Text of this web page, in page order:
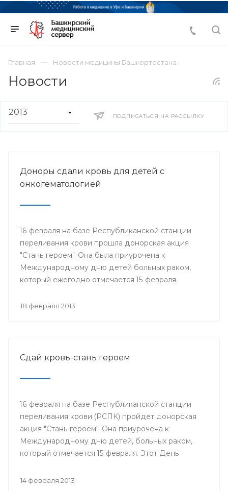
Главная Новости медицины Башкортостана
Новости
ПОДПИСАТЬСЯ НА РАССЫЛКУ
Доноры сдали кровь для детей с
онкогематологией
16 февраля на базе Республиканской станции
переливания крови прошла донорская акция
"Стань героем". Она была приурочена к
Международному дню детей больных раком,
который ежегодно отмечается 15 февраля.
18 февраля 2013
Сдай кровь-стань героем
16 февраля на базе Республиканской станции
переливания крови (РСПК) пройдет донорская
акция "Стань героем". Она приурочена к
Международному дню детей, больных раком,
который отмечается 15 февраля. Этот День
патронатом Международного общества детских
14 февраля 2013